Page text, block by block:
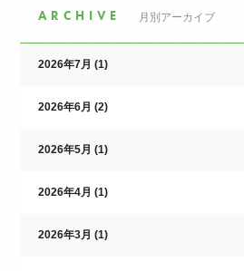
ARCHIVE 月別アーカイブ
2026年7月 (1)
2026年6月 (2)
2026年5月 (1)
2026年4月 (1)
2026年3月 (1)